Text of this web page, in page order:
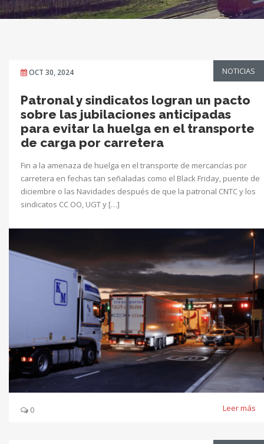
OCT 30, 2024 NOTICIAS
Patronal y sindicatos logran un pacto
sobre las jubilaciones anticipadas
para evitar la huelga en el transporte
de carga por carretera
Fin a la amenaza de huelga en el transporte de mercancías por
carretera en fechas tan señaladas como el Black Friday, puente de
diciembre o las Navidades después de que la patronal CNTC y los
sindicatos CC OO, UGT y […]
0 Leer más